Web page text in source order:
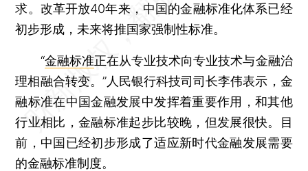
求。改革开放40年来，中国的金融标准化体系已经
初步形成，未来将推国家强制性标准。
“金融标准正在从专业技术向专业技术与金融治
理相融合转变。”人民银行科技司司长李伟表示，金
融标准在中国金融发展中发挥着重要作用，和其他
行业相比，金融标准起步比较晚，但发展很快。目
前，中国已经初步形成了适应新时代金融发展需要
的金融标准制度。